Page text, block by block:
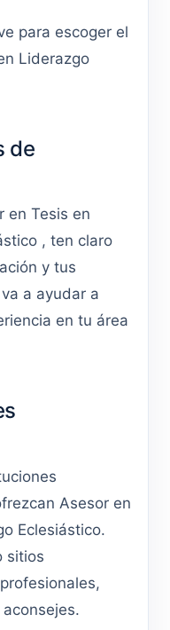
para escoger el
Liderazgo
de
en Tesis en
, ten claro
y tus
a ayudar a
en tu área
Asesor en
Eclesiástico.
sitios